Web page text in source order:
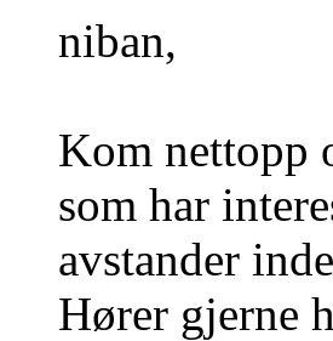
niban,
Kom nettopp
som har
avstander
Hører gjerne